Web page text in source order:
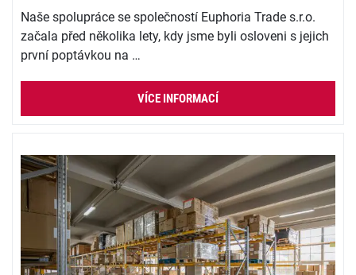
Naše spolupráce se společností Euphoria Trade s.r.o.
začala před několika lety, kdy jsme byli osloveni s jejich
první poptávkou na …
VÍCE INFORMACÍ